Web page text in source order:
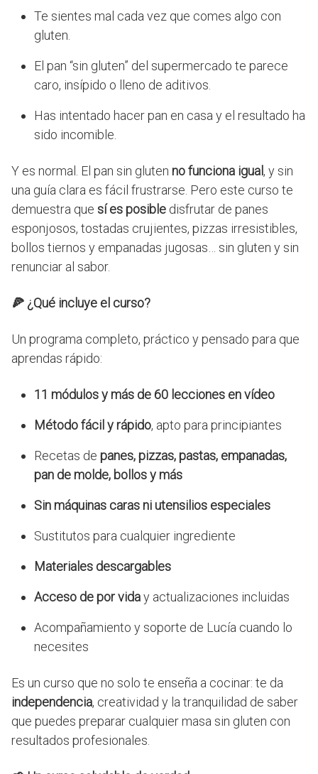
Te sientes mal cada vez que comes algo con
gluten.
El pan “sin gluten” del supermercado te parece
caro, insípido o lleno de aditivos.
Has intentado hacer pan en casa y el resultado ha
sido incomible.
Y es normal. El pan sin gluten no funciona igual, y sin
una guía clara es fácil frustrarse. Pero este curso te
demuestra que sí es posible disfrutar de panes
esponjosos, tostadas crujientes, pizzas irresistibles,
bollos tiernos y empanadas jugosas… sin gluten y sin
renunciar al sabor.
🍕 ¿Qué incluye el curso?
Un programa completo, práctico y pensado para que
aprendas rápido:
11 módulos y más de 60 lecciones en vídeo
Método fácil y rápido, apto para principiantes
Recetas de panes, pizzas, pastas, empanadas,
pan de molde, bollos y más
Sin máquinas caras ni utensilios especiales
Sustitutos para cualquier ingrediente
Materiales descargables
Acceso de por viday actualizaciones incluidas
Acompañamiento y soporte de Lucía cuando lo
necesites
Es un curso que no solo te enseña a cocinar: te da
independencia, creatividad y la tranquilidad de saber
que puedes preparar cualquier masa sin gluten con
resultados profesionales.